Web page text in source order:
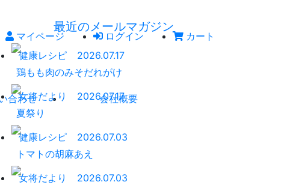
マイページ ログイン カート
合わせ 会社概要
最近のメールマガジン
健康レシピ
2026.07.17
鶏もも肉のみそだれがけ
女将だより
2026.07.17
夏祭り
健康レシピ
2026.07.03
トマトの胡麻あえ
女将だより
2026.07.03